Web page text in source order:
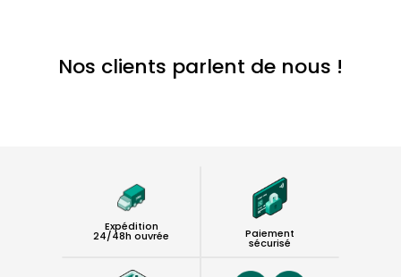
Nos clients parlent de nous !
Expédition
24/48h ouvrée Paiement
sécurisé